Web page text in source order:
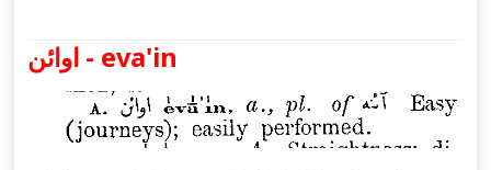
اوائن - eva'in